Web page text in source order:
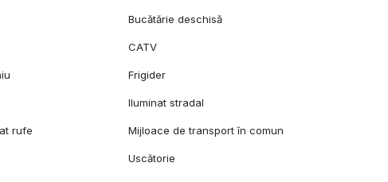
Bucătărie deschisă
CATV
Frigider
Iluminat stradal
rufe Mijloace de transport în comun
Uscătorie